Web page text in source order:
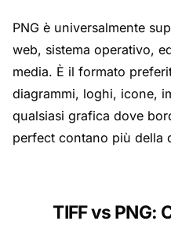
PNG è universalmente
web, sistema operativo,
media. È il formato
diagrammi, loghi, icone,
qualsiasi grafica dove
perfect contano più della
TIFF vs PNG: